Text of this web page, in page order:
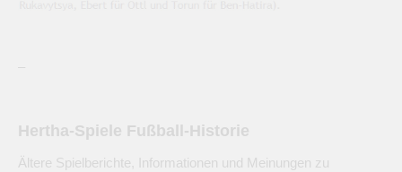
–
Hertha-Spiele Fußball-Historie
Ältere Spielberichte, Informationen und Meinungen zu